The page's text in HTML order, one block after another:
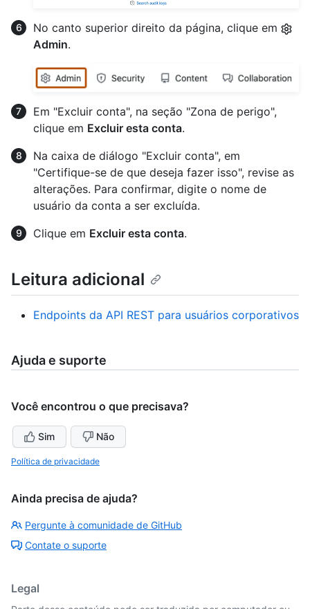
No canto superior direito da página, clique em
Admin.
Em "Excluir conta", na seção "Zona de perigo",
clique em Excluir esta conta.
Na caixa de diálogo "Excluir conta", em
"Certifique-se de que deseja fazer isso", revise as
alterações. Para confirmar, digite o nome de
usuário da conta a ser excluída.
Clique em Excluir esta conta.
Leitura adicional
Endpoints da API REST para usuários corporativos
Ajuda e suporte
Você encontrou o que precisava?
Sim Não
Política de privacidade
Ainda precisa de ajuda?
Pergunte à comunidade de GitHub
Contate o suporte
Legal